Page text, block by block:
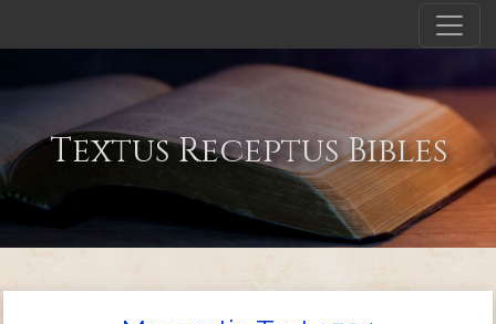
Textus Receptus Bibles